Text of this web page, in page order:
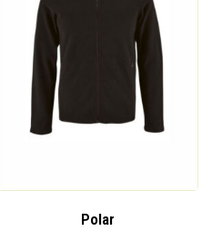
Polar